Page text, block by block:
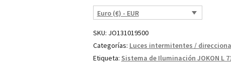
Euro (€) - EUR
SKU: JO131019500
Categorías: Luces intermitentes /
Etiqueta: Sistema de Iluminación JOKON L